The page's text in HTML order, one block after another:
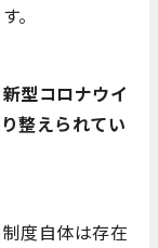
。
型コロナウイ
整えられてい
度自体は存在